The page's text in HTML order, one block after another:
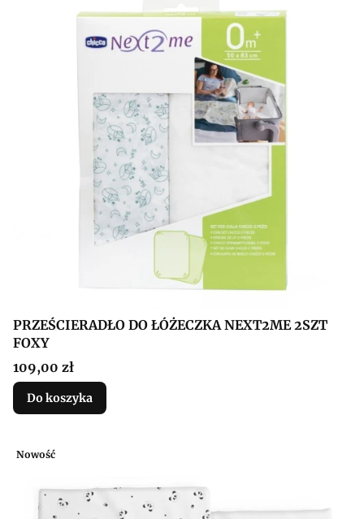
PRZEŚCIERADŁO DO ŁÓŻECZKA NEXT2ME 2SZT
FOXY
Cena
109,00 zł
Do koszyka
Nowość